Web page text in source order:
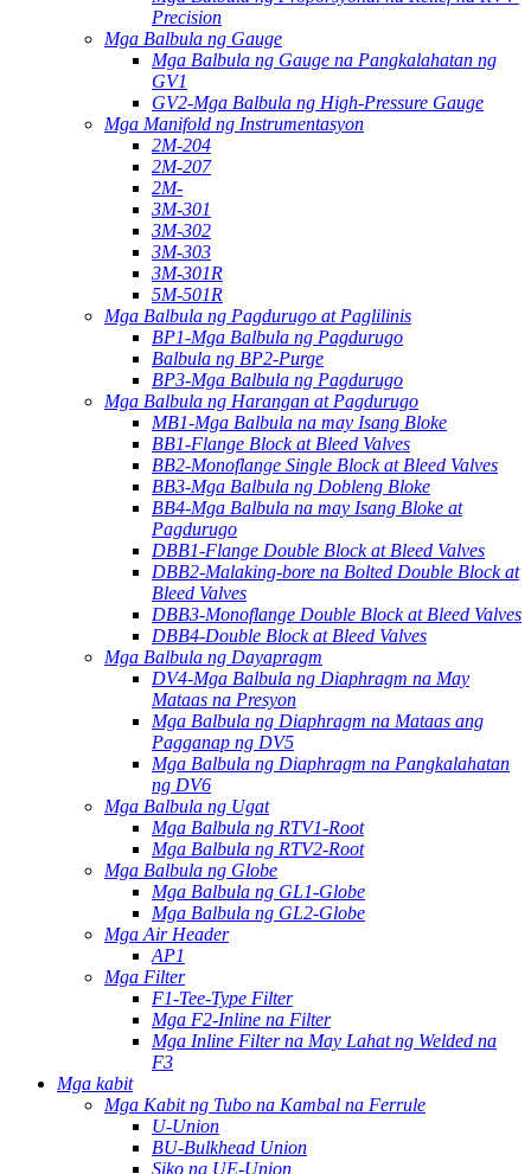
Precision
Mga Balbula ng Gauge
Mga Balbula ng Gauge na Pangkalahatan ng
GV1
GV2-Mga Balbula ng High-Pressure Gauge
Mga Manifold ng Instrumentasyon
2M-204
2M-207
2M-
3M-301
3M-302
3M-303
3M-301R
5M-501R
Mga Balbula ng Pagdurugo at Paglilinis
BP1-Mga Balbula ng Pagdurugo
Balbula ng BP2-Purge
BP3-Mga Balbula ng Pagdurugo
Mga Balbula ng Harangan at Pagdurugo
MB1-Mga Balbula na may Isang Bloke
BB1-Flange Block at Bleed Valves
BB2-Monoflange Single Block at Bleed Valves
BB3-Mga Balbula ng Dobleng Bloke
BB4-Mga Balbula na may Isang Bloke at
Pagdurugo
DBB1-Flange Double Block at Bleed Valves
DBB2-Malaking-bore na Bolted Double Block at
Bleed Valves
DBB3-Monoflange Double Block at Bleed Valves
DBB4-Double Block at Bleed Valves
Mga Balbula ng Dayapragm
DV4-Mga Balbula ng Diaphragm na May
Mataas na Presyon
Mga Balbula ng Diaphragm na Mataas ang
Pagganap ng DV5
Mga Balbula ng Diaphragm na Pangkalahatan
ng DV6
Mga Balbula ng Ugat
Mga Balbula ng RTV1-Root
Mga Balbula ng RTV2-Root
Mga Balbula ng Globe
Mga Balbula ng GL1-Globe
Mga Balbula ng GL2-Globe
Mga Air Header
AP1
Mga Filter
F1-Tee-Type Filter
Mga F2-Inline na Filter
Mga Inline Filter na May Lahat ng Welded na
F3
Mga kabit
Mga Kabit ng Tubo na Kambal na Ferrule
U-Union
BU-Bulkhead Union
Siko ng UE-Union